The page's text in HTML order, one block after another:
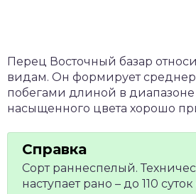
Перец Восточный базар
видам. Он формирует
побегами длиной в диапазоне
насыщенного цвета хорошо
Сорт раннеспелый.
наступает рано – до 110